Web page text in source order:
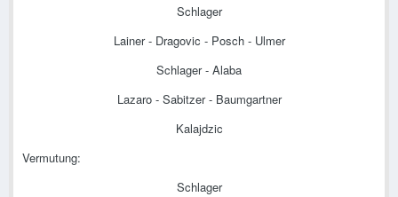
Schlager
Lainer - Dragovic - Posch - Ulmer
Schlager - Alaba
Lazaro - Sabitzer - Baumgartner
Kalajdzic
Vermutung:
Schlager